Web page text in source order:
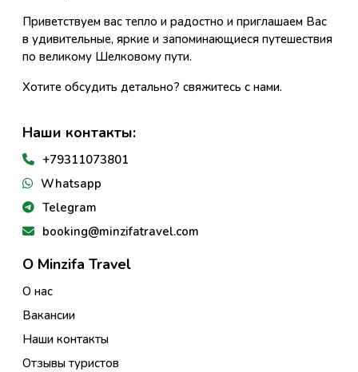
Приветствуем вас тепло и радостно и приглашаем Вас
в удивительные, яркие и запоминающиеся путешествия
по великому Шелковому пути.
Хотите обсудить детально? свяжитесь с нами.
Наши контакты:
+79311073801
Whatsapp
Telegram
booking@minzifatravel.com
О Minzifa Travel
О нас
Вакансии
Наши контакты
Отзывы туристов